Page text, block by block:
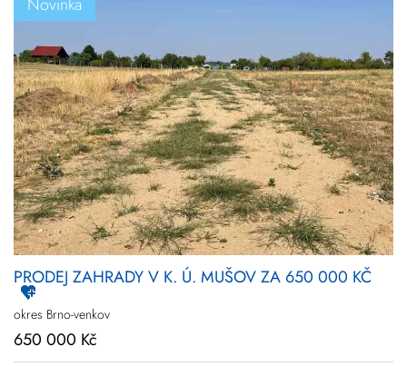
PRODEJ ZAHRADY V K. Ú. MUŠOV ZA 650 000 KČ
okres Brno-venkov
650 000 Kč